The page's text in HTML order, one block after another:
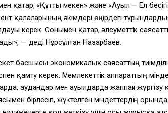
қатар, «Құтты мекен» және «Ауыл — Ел
қалаларының әкімдері өңірдегі
керек. Сонымен қатар, әлеуметтік
— деді Нұрсұлтан Назарбаев.
басшысы экономикалық саясаттың
қамту керек. Мемлекеттік аппараттың
аудандар мен ауылдарда жаппай
бірлесіп, жүктелген міндеттердің